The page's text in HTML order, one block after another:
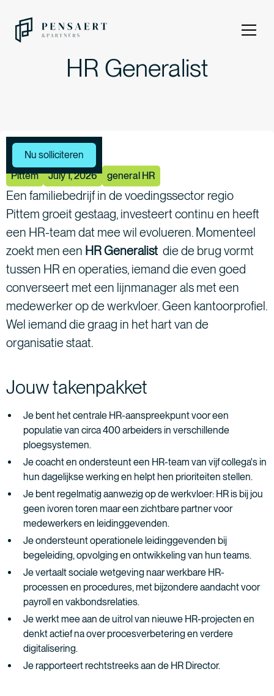
HR Generalist
Meer vacatures
Pittem July 1, 2026 general HR
Een familiebedrijf in de voedingssector regio
Pittem groeit gestaag, investeert continu en heeft
een HR-team dat mee wil evolueren. Momenteel
zoekt men een HR Generalist die de brug vormt
tussen HR en operaties, iemand die even goed
converseert met een lijnmanager als met een
medewerker op de werkvloer. Geen kantoorprofiel.
Wel iemand die graag in het hart van de
organisatie staat.
Jouw takenpakket
Je bent het centrale HR-aanspreekpunt voor een
populatie van circa 400 arbeiders in verschillende
ploegsystemen.
Je coacht en ondersteunt een HR-team van vijf collega's in
hun dagelijkse werking en helpt hen prioriteiten stellen.
Je bent regelmatig aanwezig op de werkvloer: HR is bij jou
geen ivoren toren maar een zichtbare partner voor
medewerkers en leidinggevenden.
Je ondersteunt operationele leidinggevenden bij
begeleiding, opvolging en ontwikkeling van hun teams.
Je vertaalt sociale wetgeving naar werkbare HR-
processen en procedures, met bijzondere aandacht voor
payroll en vakbondsrelaties.
Je werkt mee aan de uitrol van nieuwe HR-projecten en
denkt actief na over procesverbetering en verdere
digitalisering.
Je rapporteert rechtstreeks aan de HR Director.
Nu solliciteren